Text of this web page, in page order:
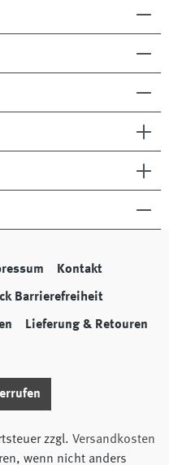
Kontakt
Barrierefreiheit
Lieferung & Retouren
zzgl. Versandkosten
wenn nicht anders